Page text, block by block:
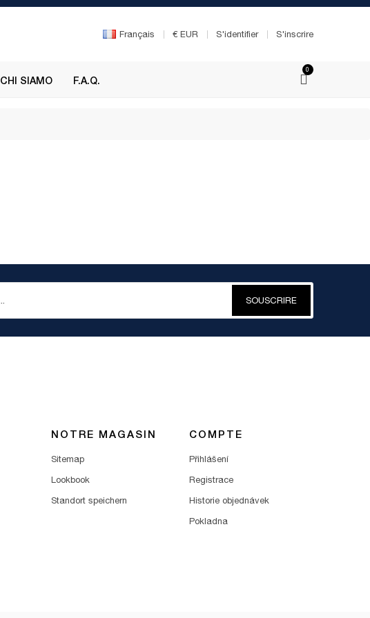
Français € EUR S'identifier S'inscrire
CHI SIAMO F.A.Q.
0
SOUSCRIRE
NOTRE MAGASIN
Sitemap
Lookbook
Standort speichern
COMPTE
Přihlášení
Registrace
Historie objednávek
Pokladna